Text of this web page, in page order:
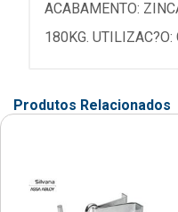
ACABAMENTO:
180KG. UTILIZAC?O:
Produtos Relacionados